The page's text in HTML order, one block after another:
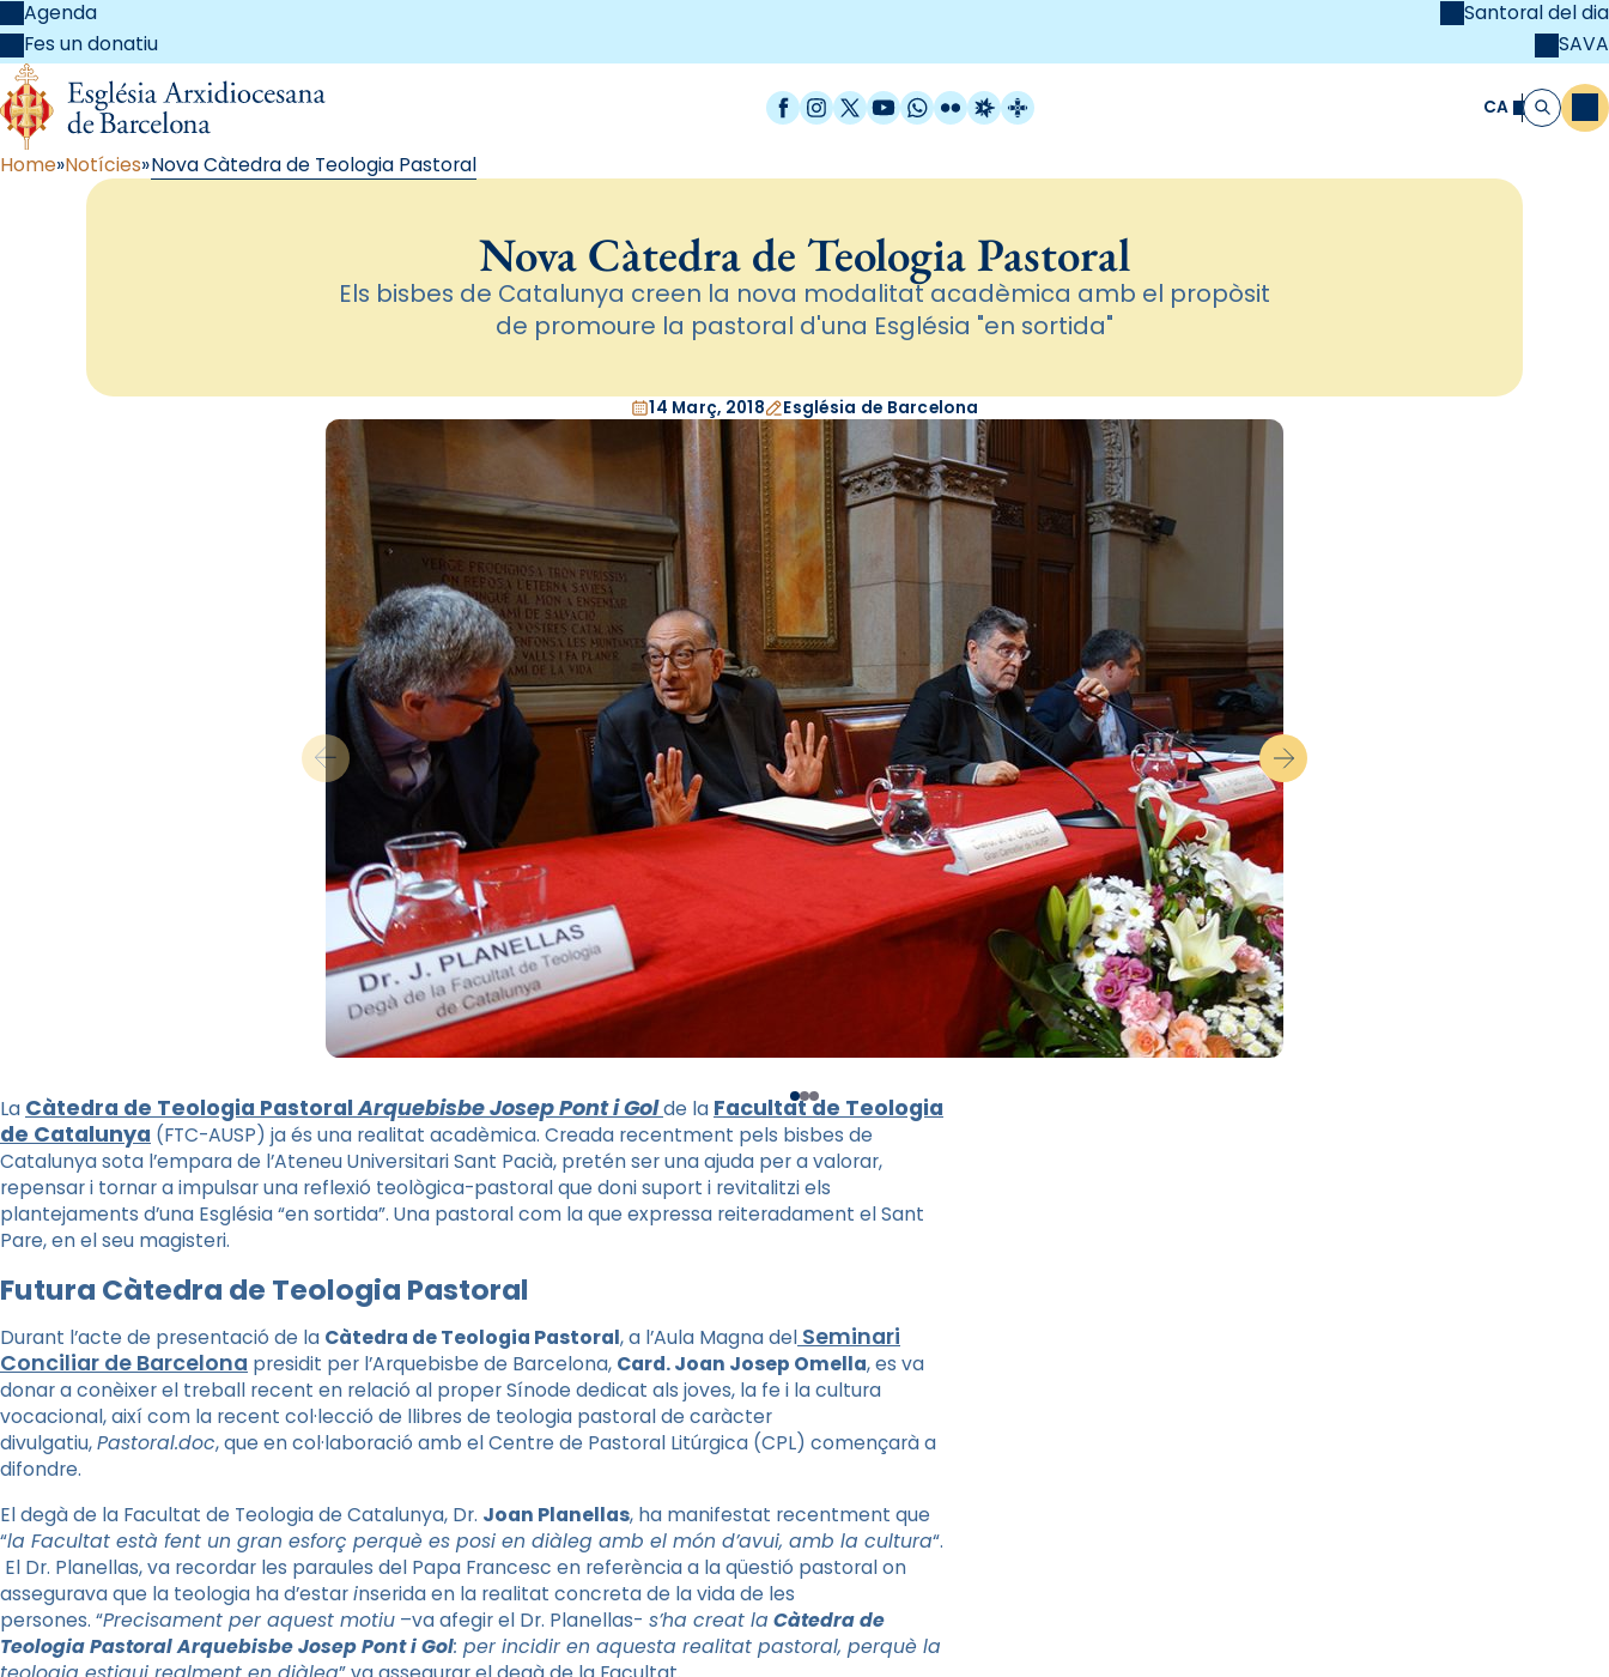
Agenda
Fes un donatiu
Santoral del dia
SAVA
Facebook
Instagram
X / Twitter
YouTube
WhatsApp
FlickrRadio Estel
Catalunya Cristiana CA Cerca
Home Notícies Nova Càtedra de Teologia Pastoral
Nova Càtedra de Teologia Pastoral
Els bisbes de Catalunya creen la nova modalitat acadèmica amb el propòsit
de promoure la pastoral d'una Església "en sortida"
14 Març, 2018 Església de Barcelona
La Càtedra de Teologia PastoralArquebisbe Josep Pont i Golde la Facultat de Teologia
de Catalunya (FTC-AUSP) ja és una realitat acadèmica. Creada recentment pels bisbes de
Catalunya sota l’empara de l’Ateneu Universitari Sant Pacià, pretén ser una ajuda per a valorar,
repensar i tornar a impulsar una reflexió teològica-pastoral que doni suport i revitalitzi els
plantejaments d’una Església “en sortida”. Una pastoral com la que expressa reiteradament el Sant
Pare, en el seu magisteri.
Futura Càtedra de Teologia Pastoral
Durant l’acte de presentació de la Càtedra de Teologia Pastoral, a l’Aula Magna del Seminari
Conciliar de Barcelona presidit per l’Arquebisbe de Barcelona, Card. Joan Josep Omella, es va
donar a conèixer el treball recent en relació al proper Sínode dedicat als joves, la fe i la cultura
vocacional, així com la recent col·lecció de llibres de teologia pastoral de caràcter
divulgatiu,Pastoral.doc, que en col·laboració amb el Centre de Pastoral Litúrgica (CPL) començarà a
difondre.
El degà de la Facultat de Teologia de Catalunya, Dr. Joan Planellas, ha manifestat recentment que
“la Facultat està fent un gran esforç perquè es posi en diàleg amb el món d’avui, amb la cultura“.
El Dr. Planellas, va recordar les paraules del Papa Francesc en referència a la qüestió pastoral on
assegurava que la teologia ha d’estarinserida en la realitat concreta de la vida de les
persones. “Precisament per aquest motiu –va afegir el Dr. Planellas- s’ha creat la Càtedra de
Teologia Pastoral Arquebisbe Josep Pont i Gol: per incidir en aquesta realitat pastoral, perquè la